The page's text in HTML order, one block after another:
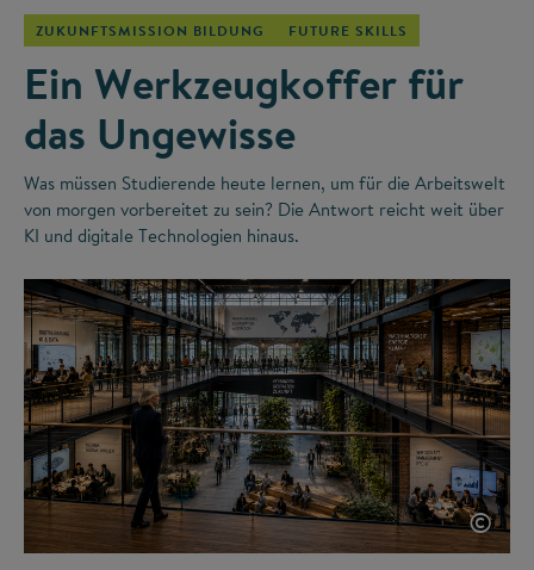
ZUKUNFTSMISSION BILDUNG FUTURE SKILLS
Ein Werkzeugkoffer für
das Ungewisse
Was müssen Studierende heute lernen, um für die Arbeitswelt
von morgen vorbereitet zu sein? Die Antwort reicht weit über
KI und digitale Technologien hinaus.
©